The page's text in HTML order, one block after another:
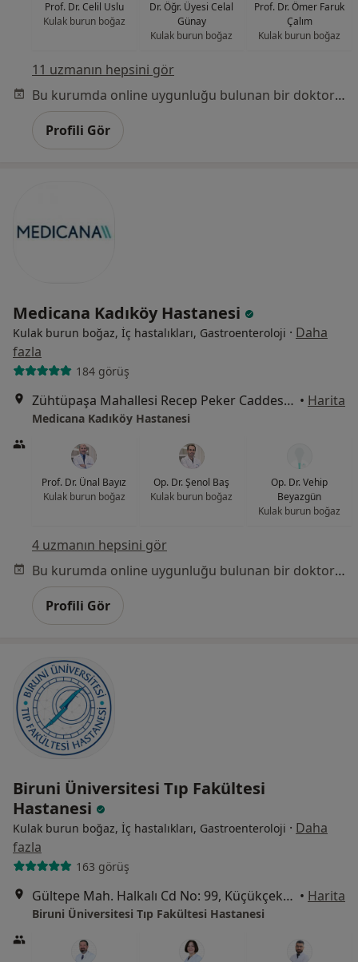
Prof. Dr. Celil Uslu
Kulak burun boğaz
Dr. Öğr. Üyesi Celal
Günay
Kulak burun boğaz
Prof. Dr. Ömer Faruk
Çalım
Kulak burun boğaz
11 uzmanın hepsini gör
Bu kurumda online uygunluğu bulunan bir doktor veya uzman bulunamadı
Profili Gör
Medicana Kadıköy Hastanesi
Kulak burun boğaz, İç hastalıkları, Gastroenteroloji · Daha
fazla
184 görüş
Zühtüpaşa Mahallesi Recep Peker Caddesi No:11, Kadıköy • Harita
Medicana Kadıköy Hastanesi
Prof. Dr. Ünal Bayız
Kulak burun boğaz
Op. Dr. Şenol Baş
Kulak burun boğaz
Op. Dr. Vehip
Beyazgün
Kulak burun boğaz
4 uzmanın hepsini gör
Bu kurumda online uygunluğu bulunan bir doktor veya uzman bulunamadı
Profili Gör
Biruni Üniversitesi Tıp Fakültesi
Hastanesi
Kulak burun boğaz, İç hastalıkları, Gastroenteroloji · Daha
fazla
163 görüş
Gültepe Mah. Halkalı Cd No: 99, Küçükçekmece • Harita
Biruni Üniversitesi Tıp Fakültesi Hastanesi